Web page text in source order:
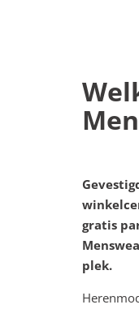
gratis
plek.